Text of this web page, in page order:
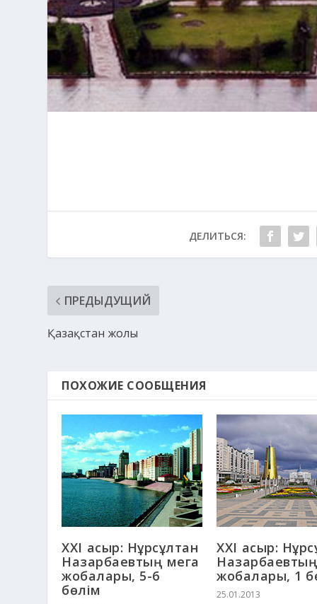
ДЕЛИТЬСЯ:
ПРЕДЫДУЩИЙ
Қазақстан жолы
ПОХОЖИЕ СООБЩЕНИЯ
ХХІ ғасыр: Нұрсұлтан
Назарбаевтың мега
жобалары, 5-6
бөлім
ХХІ ғасыр:
жобалары, 1
25.01.2013